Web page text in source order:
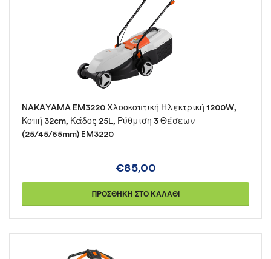
NAKAYAMA EM3220 Χλοοκοπτική Ηλεκτρική 1200W,
Κοπή 32cm, Κάδος 25L, Ρύθμιση 3 Θέσεων
(25/45/65mm) EM3220
€85,00
ΠΡΟΣΘΉΚΗ ΣΤΟ ΚΑΛΆΘΙ